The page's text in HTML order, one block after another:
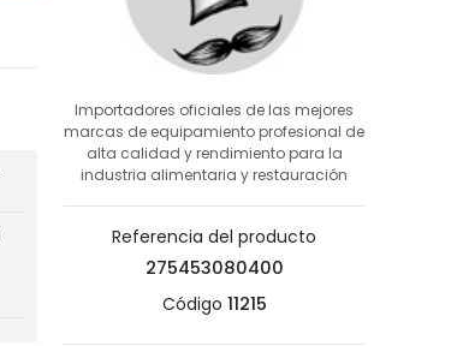
Importadores oficiales de las mejores
marcas de equipamiento profesional de
alta calidad y rendimiento para la
industria alimentaria y restauración
Referencia del producto
275453080400
Código 11215